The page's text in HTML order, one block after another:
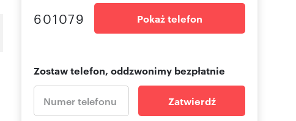
601079 Pokaż telefon
Zostaw telefon, oddzwonimy bezpłatnie
Zatwierdź